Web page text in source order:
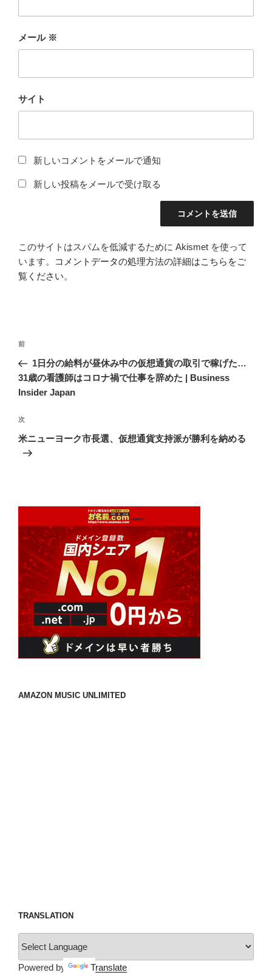
メール ※
サイト
新しいコメントをメールで通知
新しい投稿をメールで受け取る
このサイトはスパムを低減するために Akismet を使って
います。
コメントデータの処理方法の詳細はこちらをご
覧ください。
投
ナ
ビ
ー
シ
ョ
前
の
投
稿
前
1日分の給料が昼休み中の仮想通貨の取引で稼げた…
31歳の看護師はコロナ禍で仕事を辞めた | Business
Insider Japan
次
の
次
米ニューヨーク市長選、仮想通貨支持派が勝利を納める
AMAZON MUSIC UNLIMITED
TRANSLATION
Powered by Translate